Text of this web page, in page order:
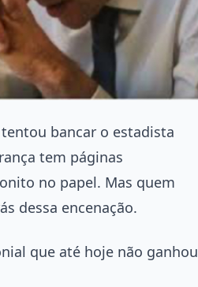
bancar o estadista
tem páginas
no papel. Mas quem
dessa encenação.
que até hoje não ganhou